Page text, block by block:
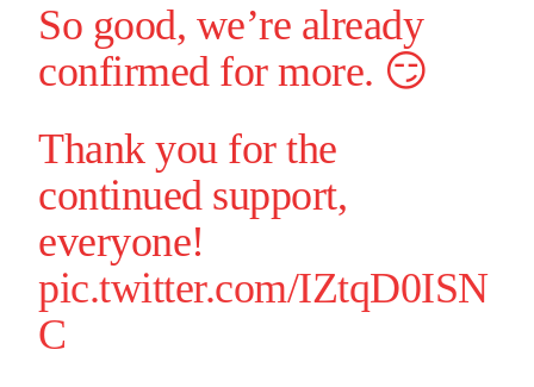
So good, we’re already
confirmed for more. 😏
Thank you for the
continued support,
everyone!
pic.twitter.com/IZtqD0ISN
C